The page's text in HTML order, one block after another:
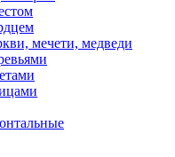
мечети, медведи